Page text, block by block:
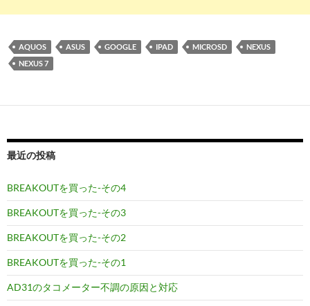
AQUOS ASUS GOOGLE IPAD MICROSD
NEXUS
NEXUS 7
最近の投稿
BREAKOUTを買った-その4
BREAKOUTを買った-その3
BREAKOUTを買った-その2
BREAKOUTを買った-その1
AD31のタコメーター不調の原因と対応